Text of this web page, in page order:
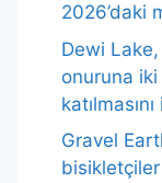
2026’daki
Dewi
onuruna iki
Gravel